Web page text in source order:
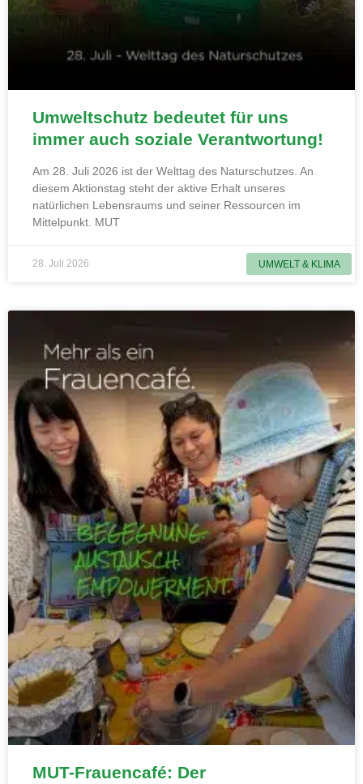
UMWELT & KLIMA
Umweltschutz bedeutet für uns
immer auch soziale Verantwortung!
Am 28. Juli 2026 ist der Welttag des Naturschutzes. An
diesem Aktionstag steht der aktive Erhalt unseres
natürlichen Lebensraums und seiner Ressourcen im
Mittelpunkt. MUT
28. Juli 2026
MUT-Frauencafé: Der